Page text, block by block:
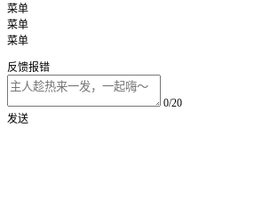
菜单
菜单
菜单
反馈报错
0/20
发送